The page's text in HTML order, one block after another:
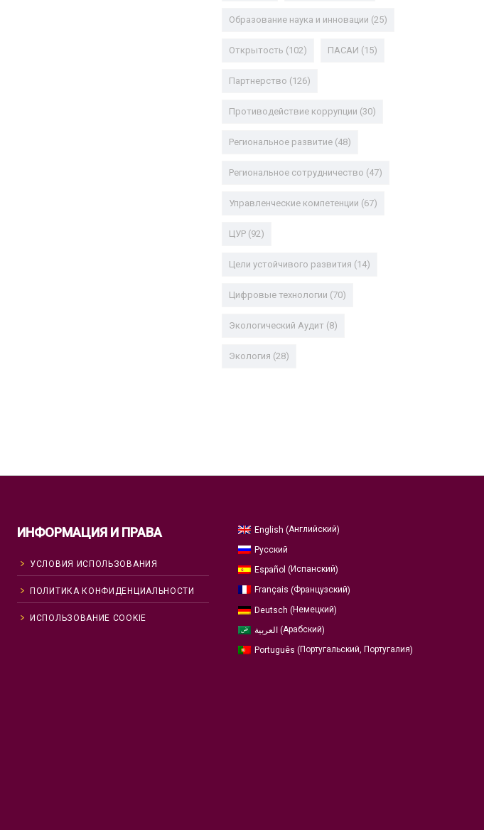
Образование наука и инновации (25)
Открытость (102) ПАСАИ (15)
Партнерство (126)
Противодействие коррупции (30)
Региональное развитие(48)
Региональное сотрудничество (47)
Управленческие компетенции (67)
ЦУР(92)
Цели устойчивого развития (14)
Цифровые технологии (70)
Экологический Аудит (8)
Экология (28)
ИНФОРМАЦИЯ И ПРАВА
УСЛОВИЯ ИСПОЛЬЗОВАНИЯ
ПОЛИТИКА КОНФИДЕНЦИАЛЬНОСТИ
ИСПОЛЬЗОВАНИЕ COOKIE
English (Английский)
Русский
Español (Испанский)
Français (Французский)
Deutsch (Немецкий)
العربية (Арабский)
Português (Португальский, Португалия)